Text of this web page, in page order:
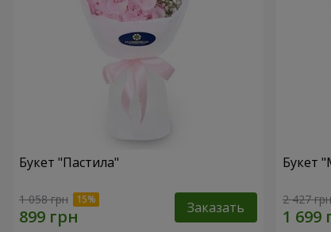
Букет "Пастила"
1 058 грн Заказать
Букет
2 427 грн